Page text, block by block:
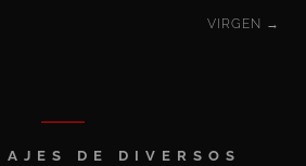
VIRGEN →
DE DIVERSOS